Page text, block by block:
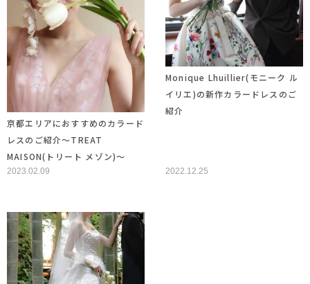
京都エリアにおすすめのカラード
レスのご紹介〜TREAT
MAISON(トリート メゾン)〜
2023.02.09
Monique Lhuillier(モニーク ル
イリエ)の新作カラードレスのご
紹介
2022.12.25